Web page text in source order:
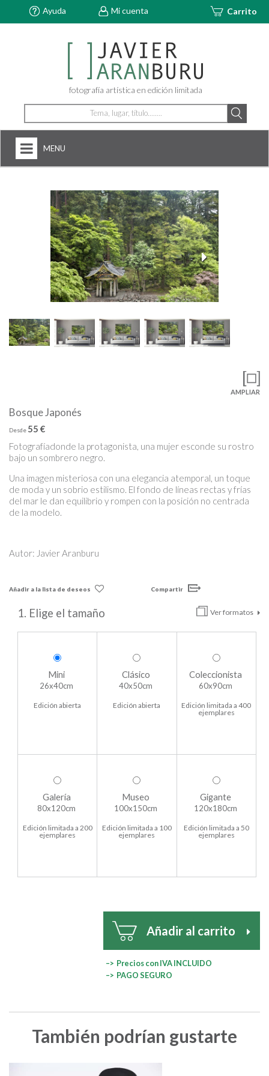
Carrito
Mi cuenta
Ayuda
fotografía artística en edición limitada
MENU
FOTOGRAFÍAS
AMPLIAR
Bosque Japonés
Desde 55 €
Fotografíadonde la protagonista, una mujer esconde su rostro
bajo un sombrero negro.
Una imagen misteriosa con una elegancia atemporal, un toque
de moda y un sobrio estilismo. El fondo de líneas rectas y frías
del mar le dan equilibrio y rompen con la posición no centrada
de la modelo.
Autor: Javier Aranburu
Añadir a la lista de deseos Compartir
Ver formatos
1. Elige el tamaño
Mini
26x40cm
Edición abierta
Clásico
40x50cm
Edición abierta
Coleccionista
60x90cm
Edición limitada a 400
ejemplares
Galería
80x120cm
Edición limitada a 200
ejemplares
Museo
100x150cm
Edición limitada a 100
ejemplares
Gigante
120x180cm
Edición limitada a 50
ejemplares
Añadir al carrito
–> Precios con IVA INCLUIDO
–> PAGO SEGURO
También podrían gustarte